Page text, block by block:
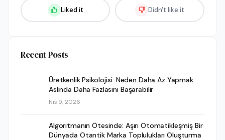
Liked it Didn't like it
Recent Posts
Üretkenlik Psikolojisi: Neden Daha Az Yapmak
Aslında Daha Fazlasını Başarabilir
Nis 9, 2026
Algoritmanın Ötesinde: Aşırı Otomatikleşmiş Bir
Dünyada Otantik Marka Toplulukları Oluşturma